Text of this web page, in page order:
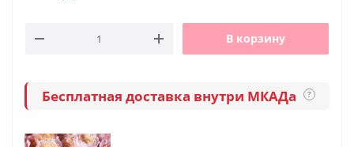
В корзину
Бесплатная доставка внутри МКАДа ?